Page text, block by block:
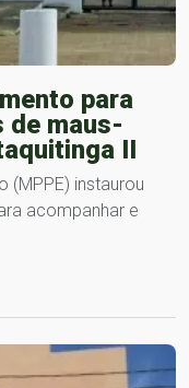
para
de maus-
II
(MPPE) instaurou
acompanhar e